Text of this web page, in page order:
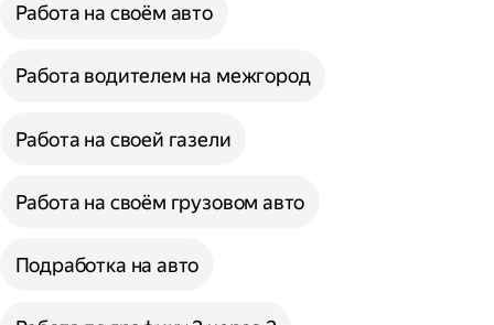
Работа на своём авто
Работа водителем на межгород
Работа на своей газели
Работа на своём грузовом авто
Подработка на авто